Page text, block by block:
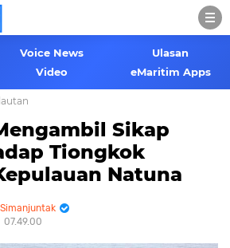
Voice News
Ulasan
Video eMaritim Apps
Sikap
Tiongkok
Natuna
07.49.00